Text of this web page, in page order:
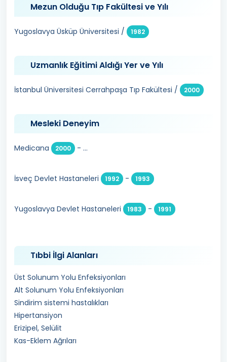
Mezun Olduğu Tıp Fakültesi ve Yılı
Yugoslavya Üsküp Üniversitesi / 1982
Uzmanlık Eğitimi Aldığı Yer ve Yılı
İstanbul Üniversitesi Cerrahpaşa Tıp Fakültesi / 2000
Mesleki Deneyim
Medicana 2000 - ...
İsveç Devlet Hastaneleri 1992 - 1993
Yugoslavya Devlet Hastaneleri 1983 - 1991
Tıbbi İlgi Alanları
Üst Solunum Yolu Enfeksiyonları
Alt Solunum Yolu Enfeksiyonları
Sindirim sistemi hastalıkları
Hipertansiyon
Erizipel, Selülit
Kas-Eklem Ağrıları